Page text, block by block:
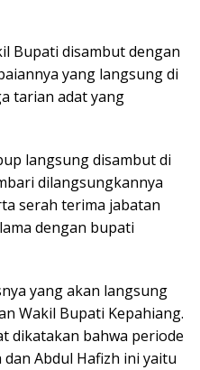
Bupati disambut dengan
yang langsung di
tarian adat yang
langsung disambut di
dilangsungkannya
serah terima jabatan
dengan bupati
yang akan langsung
Wakil Bupati Kepahiang.
dikatakan bahwa periode
Abdul Hafizh ini yaitu